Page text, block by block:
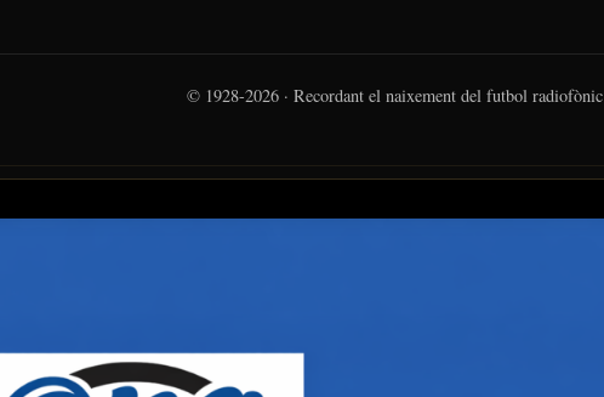
© 1928-2026 · Recordant el naixement del futbol radiofònic